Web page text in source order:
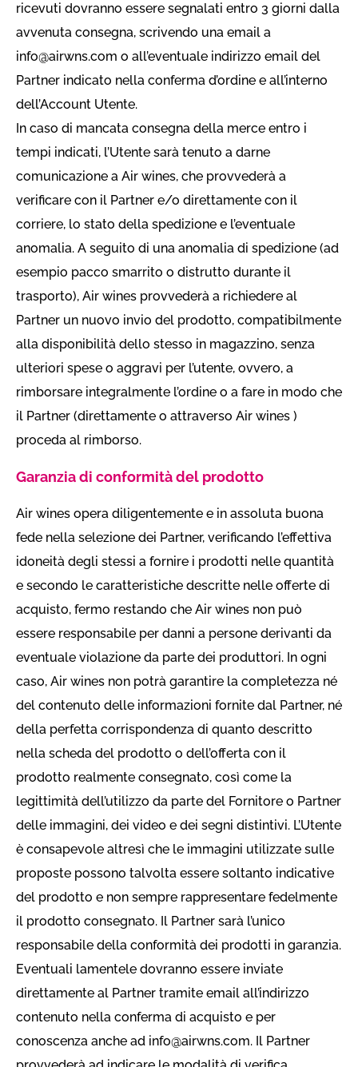
ricevuti dovranno essere segnalati entro 3 giorni dalla
avvenuta consegna, scrivendo una email a
info@airwns.com o all’eventuale indirizzo email del
Partner indicato nella conferma d’ordine e all’interno
dell’Account Utente.
In caso di mancata consegna della merce entro i
tempi indicati, l’Utente sarà tenuto a darne
comunicazione a Air wines, che provvederà a
verificare con il Partner e/o direttamente con il
corriere, lo stato della spedizione e l’eventuale
anomalia. A seguito di una anomalia di spedizione (ad
esempio pacco smarrito o distrutto durante il
trasporto), Air wines provvederà a richiedere al
Partner un nuovo invio del prodotto, compatibilmente
alla disponibilità dello stesso in magazzino, senza
ulteriori spese o aggravi per l’utente, ovvero, a
rimborsare integralmente l’ordine o a fare in modo che
il Partner (direttamente o attraverso Air wines )
proceda al rimborso.
Garanzia di conformità del prodotto
Air wines opera diligentemente e in assoluta buona
fede nella selezione dei Partner, verificando l’effettiva
idoneità degli stessi a fornire i prodotti nelle quantità
e secondo le caratteristiche descritte nelle offerte di
acquisto, fermo restando che Air wines non può
essere responsabile per danni a persone derivanti da
eventuale violazione da parte dei produttori. In ogni
caso, Air wines non potrà garantire la completezza né
del contenuto delle informazioni fornite dal Partner, né
della perfetta corrispondenza di quanto descritto
nella scheda del prodotto o dell’offerta con il
prodotto realmente consegnato, così come la
legittimità dell’utilizzo da parte del Fornitore o Partner
delle immagini, dei video e dei segni distintivi. L’Utente
è consapevole altresì che le immagini utilizzate sulle
proposte possono talvolta essere soltanto indicative
del prodotto e non sempre rappresentare fedelmente
il prodotto consegnato. Il Partner sarà l’unico
responsabile della conformità dei prodotti in garanzia.
Eventuali lamentele dovranno essere inviate
direttamente al Partner tramite email all’indirizzo
contenuto nella conferma di acquisto e per
conoscenza anche ad info@airwns.com. Il Partner